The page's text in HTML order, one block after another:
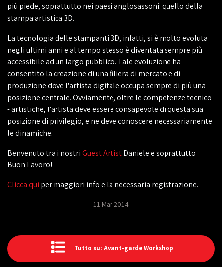
più piede, soprattutto nei paesi anglosassoni: quello della
stampa artistica 3D.
La tecnologia delle stampanti 3D, infatti, si è molto evoluta
negli ultimi anni e al tempo stesso è diventata sempre più
accessibile ad un largo pubblico. Tale evoluzione ha
consentito la creazione di una filiera di mercato e di
produzione dove l'artista digitale occupa sempre di più una
posizione centrale. Ovviamente, oltre le competenze tecnico
- artistiche, l'artista deve essere consapevole di questa sua
posizione di privilegio, e ne deve conoscere necessariamente
le dinamiche.
Benvenuto tra i nostriGuest ArtistDaniele e soprattutto
Buon Lavoro!
Clicca qui per maggiori info e la necessaria registrazione.
11 Mar 2014
Tutto su: Avant-garde Workshop